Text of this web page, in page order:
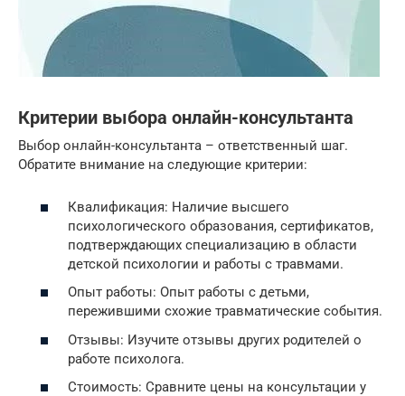
Критерии выбора онлайн-консультанта
Выбор онлайн-консультанта – ответственный шаг.
Обратите внимание на следующие критерии:
Квалификация: Наличие высшего
психологического образования, сертификатов,
подтверждающих специализацию в области
детской психологии и работы с травмами.
Опыт работы: Опыт работы с детьми,
пережившими схожие травматические события.
Отзывы: Изучите отзывы других родителей о
работе психолога.
Стоимость: Сравните цены на консультации у